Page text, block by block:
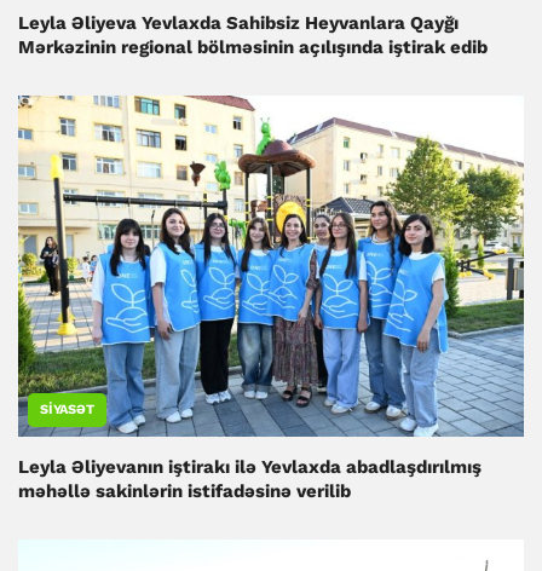
Leyla Əliyeva Yevlaxda Sahibsiz Heyvanlara Qayğı
Mərkəzinin regional bölməsinin açılışında iştirak edib
SIYASƏT
Leyla Əliyevanın iştirakı ilə Yevlaxda abadlaşdırılmış
məhəllə sakinlərin istifadəsinə verilib